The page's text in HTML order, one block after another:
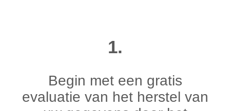
1.
Begin met een gratis
evaluatie van het herstel van